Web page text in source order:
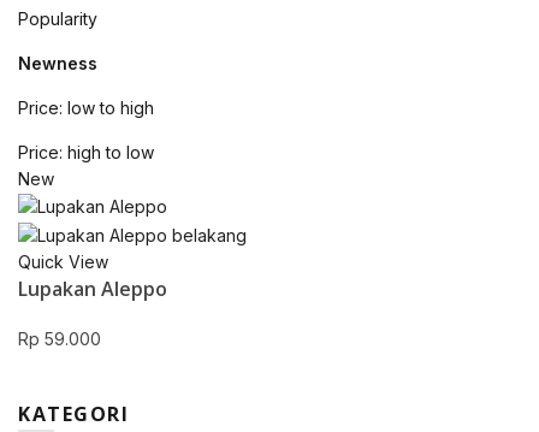
Popularity
Newness
Price: low to high
Price: high to low
New
Quick View
Lupakan Aleppo
Rp 59.000
KATEGORI